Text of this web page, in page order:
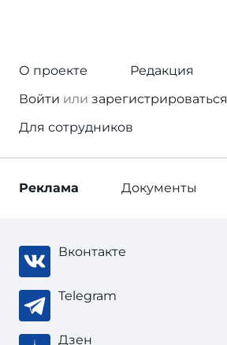
О проекте
Редакция
Войти или зарегистрироваться
Для сотрудников
Реклама Документы
Вконтакте
Telegram
Дзен